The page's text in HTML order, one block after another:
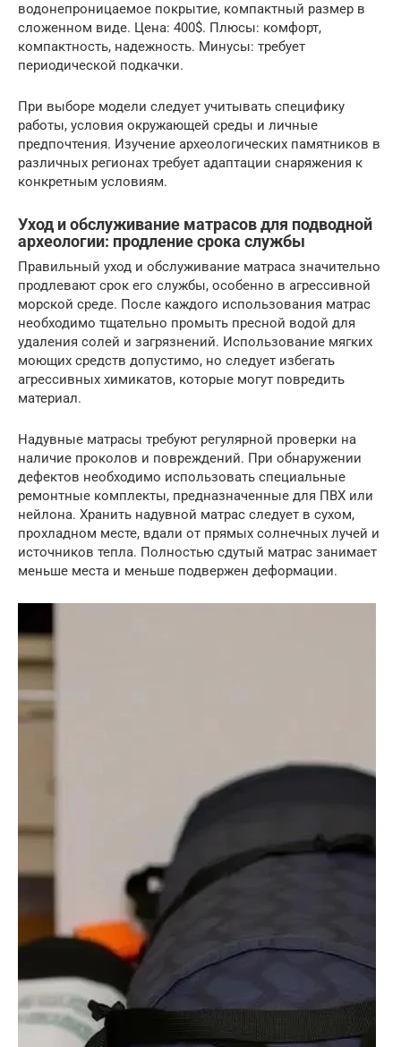
водонепроницаемое покрытие, компактный размер в
сложенном виде. Цена: 400$. Плюсы: комфорт,
компактность, надежность. Минусы: требует
периодической подкачки.
При выборе модели следует учитывать специфику
работы, условия окружающей среды и личные
предпочтения. Изучение археологических памятников в
различных регионах требует адаптации снаряжения к
конкретным условиям.
Уход и обслуживание матрасов для подводной
археологии: продление срока службы
Правильный уход и обслуживание матраса значительно
продлевают срок его службы, особенно в агрессивной
морской среде. После каждого использования матрас
необходимо тщательно промыть пресной водой для
удаления солей и загрязнений. Использование мягких
моющих средств допустимо, но следует избегать
агрессивных химикатов, которые могут повредить
материал.
Надувные матрасы требуют регулярной проверки на
наличие проколов и повреждений. При обнаружении
дефектов необходимо использовать специальные
ремонтные комплекты, предназначенные для ПВХ или
нейлона. Хранить надувной матрас следует в сухом,
прохладном месте, вдали от прямых солнечных лучей и
источников тепла. Полностью сдутый матрас занимает
меньше места и меньше подвержен деформации.